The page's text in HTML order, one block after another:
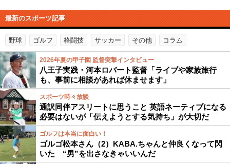
最新のスポーツ記事
野球 ゴルフ 格闘技 サッカー その他 コラム
2026年夏の甲子園 監督突撃インタビュー
八王子実践・河本ロバート監督「ライブや家族旅行
も、事前に相談があれば休ませます」
スポーツ時々放談
通訳同伴アスリートに思うこと 英語ネーティブになる
必要はないが「伝えようとする気持ち」が大切だ
ゴルフは本当に面白い！
ゴルゴ松本さん（2）KABA.ちゃんと仲良くなって閃
いた “男”を出さなきゃいいんだ